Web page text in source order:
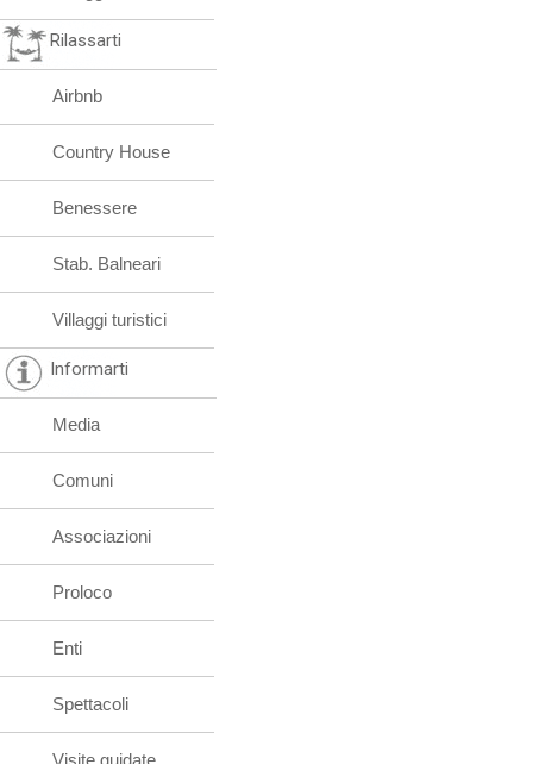
Rilassarti
Airbnb
Country House
Benessere
Stab. Balneari
Villaggi turistici
Informarti
Media
Comuni
Associazioni
Proloco
Enti
Spettacoli
Visite guidate